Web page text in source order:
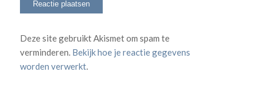
website.*
Deze site gebruikt Akismet om spam te
verminderen. Bekijk hoe je reactie gegevens
worden verwerkt.